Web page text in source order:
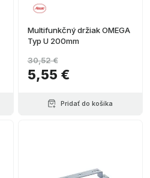
Multifunkčný držiak OMEGA
Typ U 200mm
5,55 €
30,52 €
Pridať do košíka